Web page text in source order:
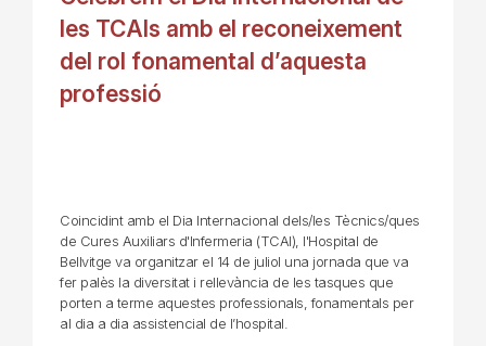
les TCAIs amb el reconeixement
del rol fonamental d’aquesta
professió
Coincidint amb el Dia Internacional dels/les Tècnics/ques
de Cures Auxiliars d'Infermeria (TCAI), l'Hospital de
Bellvitge va organitzar el 14 de juliol una jornada que va
fer palès la diversitat i rellevància de les tasques que
porten a terme aquestes professionals, fonamentals per
al dia a dia assistencial de l’hospital.